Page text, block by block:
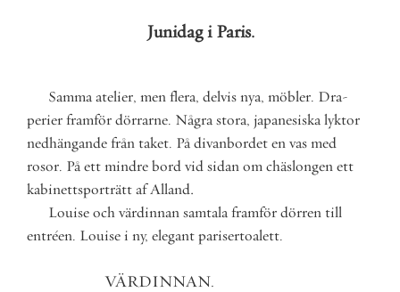
Junidag i Paris.
Sammaatelier, menflera, delvisnya, möbler. Dra-
perierframfördörrarne. Någrastora, japanesiskalyktor
nedhängandefrån taket. Pådivanbordetenvasmed
rosor. Påettmindrebordvidsidanomchäslongenett
kabinettsporträttafAlland.
Louiseochvärdinnansamtalaframfördörren till
entréen. Louisei ny, elegantparisertoalett.
VÄRDINNAN.